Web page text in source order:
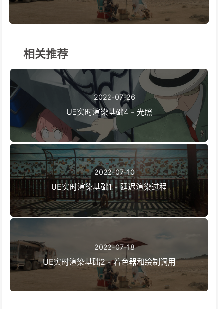
相关推荐
2022-07-26
UE实时渲染基础4 - 光照
2022-07-10
UE实时渲染基础1 - 延迟渲染过程
2022-07-18
UE实时渲染基础2 - 着色器和绘制调用